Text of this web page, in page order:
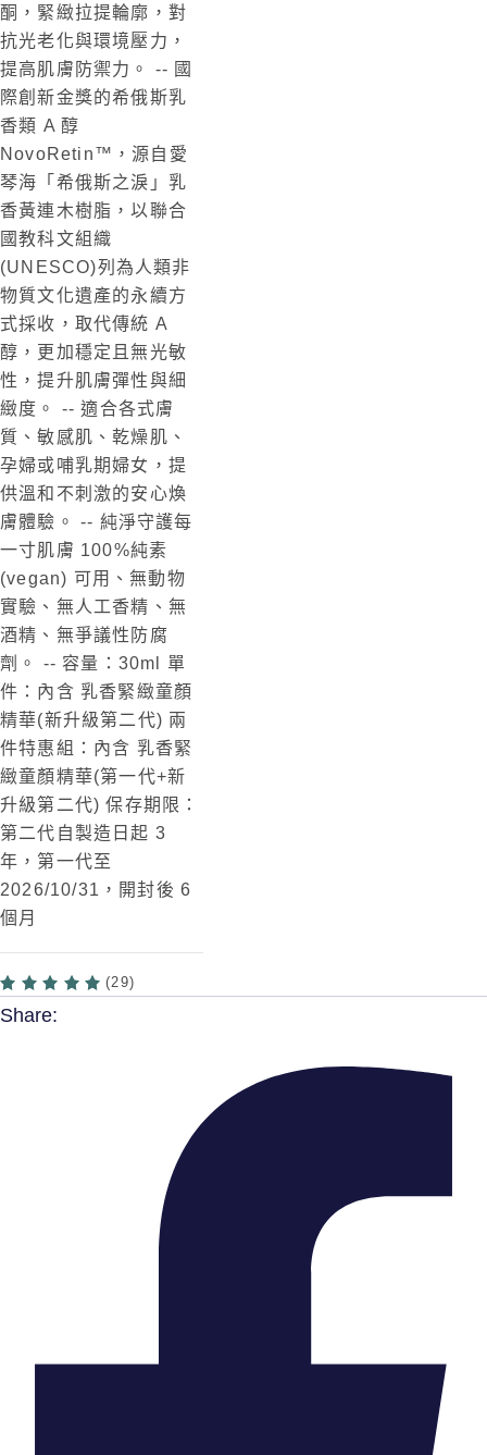
酮，緊緻拉提輪廓，對
抗光老化與環境壓力，
提高肌膚防禦力。 -- 國
際創新金獎的希俄斯乳
香類 A 醇
NovoRetin™ ，源自愛
琴海「希俄斯之淚」乳
香黃連木樹脂，以聯合
國教科文組織
(UNESCO)列為人類非
物質文化遺產的永續方
式採收，取代傳統 A
醇，更加穩定且無光敏
性，提升肌膚彈性與細
緻度。 -- 適合各式膚
質、敏感肌、乾燥肌、
孕婦或哺乳期婦女，提
供溫和不刺激的安心煥
膚體驗。 -- 純淨守護每
一寸肌膚 100%純素
(vegan) 可用、無動物
實驗、無人工香精、無
酒精、無爭議性防腐
劑。 -- 容量：30ml 單
件：內含 乳香緊緻童顏
精華(新升級第二代) 兩
件特惠組：內含 乳香緊
緻童顏精華(第一代+新
升級第二代) 保存期限：
第二代自製造日起 3
年，第一代至
2026/10/31，開封後 6
個月
(29)
Share: